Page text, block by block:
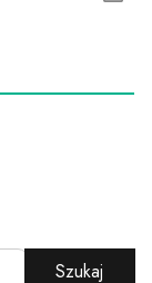
Szukaj